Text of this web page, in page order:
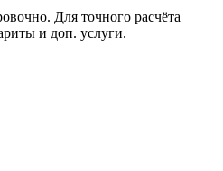
Для точного расчёта
и доп. услуги.